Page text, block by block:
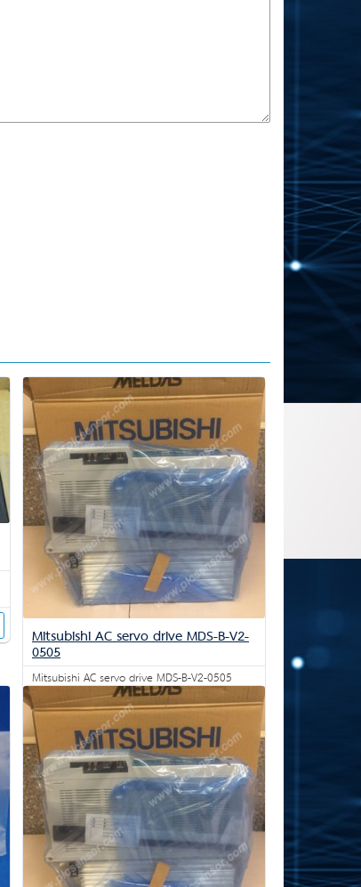
Mitsubishi AC servo drive MDS-B-V2-
0505
Mitsubishi AC servo drive MDS-B-V2-0505
สอบถาม